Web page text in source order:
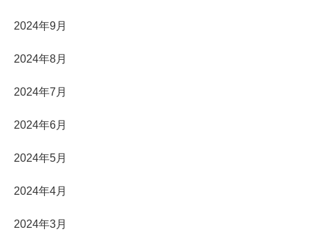
2024年9月
2024年8月
2024年7月
2024年6月
2024年5月
2024年4月
2024年3月